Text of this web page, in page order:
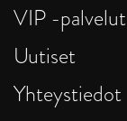
VIP -
Uutiset
Yhteystiedot